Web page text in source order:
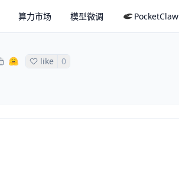
算力市场 模型微调 PocketClaw
like 0